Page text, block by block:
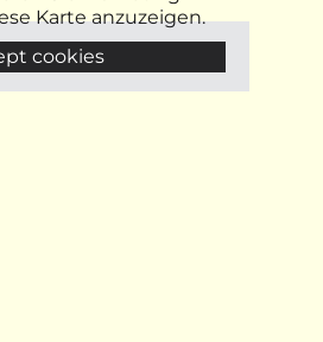
Karte anzuzeigen.
cookies